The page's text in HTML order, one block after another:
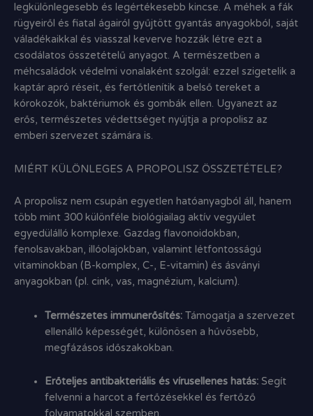
legkülönlegesebb és legértékesebb kincse. A méhek a fák
rügyeiről és fiatal ágairól gyűjtött gyantás anyagokból, saját
váladékaikkal és viasszal keverve hozzák létre ezt a
csodálatos összetételű anyagot. A természetben a
méhcsaládok védelmi vonalaként szolgál: ezzel szigetelik a
kaptár apró réseit, és fertőtlenítik a belső tereket a
kórokozók, baktériumok és gombák ellen. Ugyanezt az
erős, természetes védettséget nyújtja a propolisz az
emberi szervezet számára is.
MIÉRT KÜLÖNLEGES A PROPOLISZ ÖSSZETÉTELE?
A propolisz nem csupán egyetlen hatóanyagból áll, hanem
több mint 300 különféle biológiailag aktív vegyület
egyedülálló komplexe. Gazdag flavonoidokban,
fenolsavakban, illóolajokban, valamint létfontosságú
vitaminokban (B-komplex, C-, E-vitamin) és ásványi
anyagokban (pl. cink, vas, magnézium, kalcium).
Természetes immunerősítés:Támogatja a szervezet
ellenálló képességét, különösen a hűvösebb,
megfázásos időszakokban.
Erőteljes antibakteriális és vírusellenes hatás:Segít
felvenni a harcot a fertőzésekkel és fertőző